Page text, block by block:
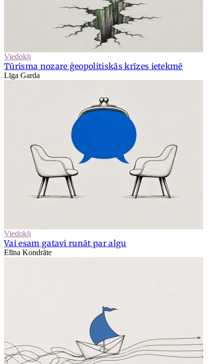
Viedokļi
Tūrisma nozare ģeopolitiskās krīzes ietekmē
Līga Garda
Viedokļi
Vai esam gatavi runāt par algu
Elīna Kondrāte